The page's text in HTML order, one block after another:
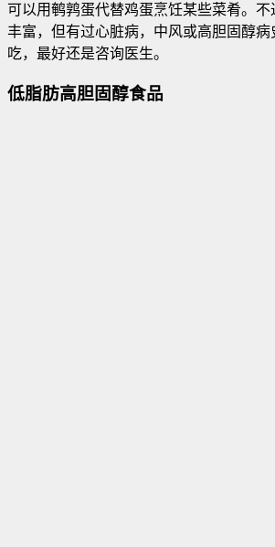
可以用鹌鹑蛋代替鸡蛋烹饪某些菜肴。
丰富，但有过心脏病，中风或高胆固醇
吃，最好还是咨询医生。
低脂肪高胆固醇食品